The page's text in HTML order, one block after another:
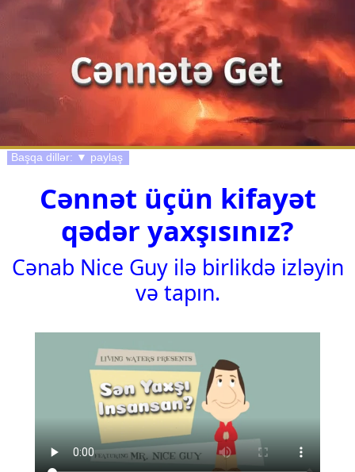
Başqa dillər: ▼ paylaş
Cənnət üçün kifayət
qədər yaxşısınız?
Cənab Nice Guy ilə birlikdə izləyin
və tapın.